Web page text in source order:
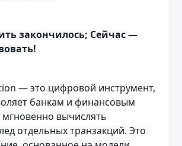
закончилось; Сейчас —
— это цифровой инструмент,
банкам и финансовым
вычислять
отдельных транзакций. Это